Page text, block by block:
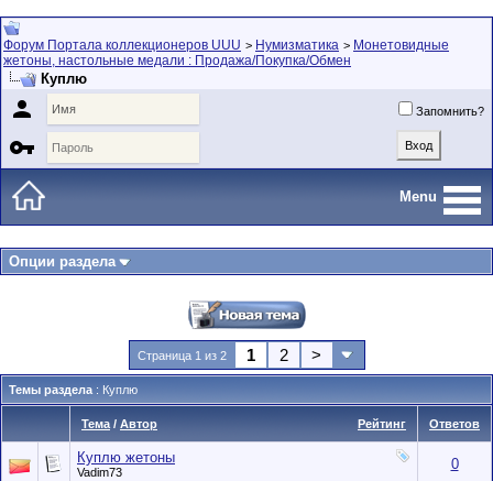
Форум Портала коллекционеров UUU > Нумизматика > Монетовидные
жетоны, настольные медали : Продажа/Покупка/Обмен
Куплю
 Запомнить?

Menu
Опции раздела
Страница 1 из 2 1 2 >
Темы раздела : Куплю
Рейтинг
Тема / Автор Ответов
Куплю жетоны
Vadim73 0